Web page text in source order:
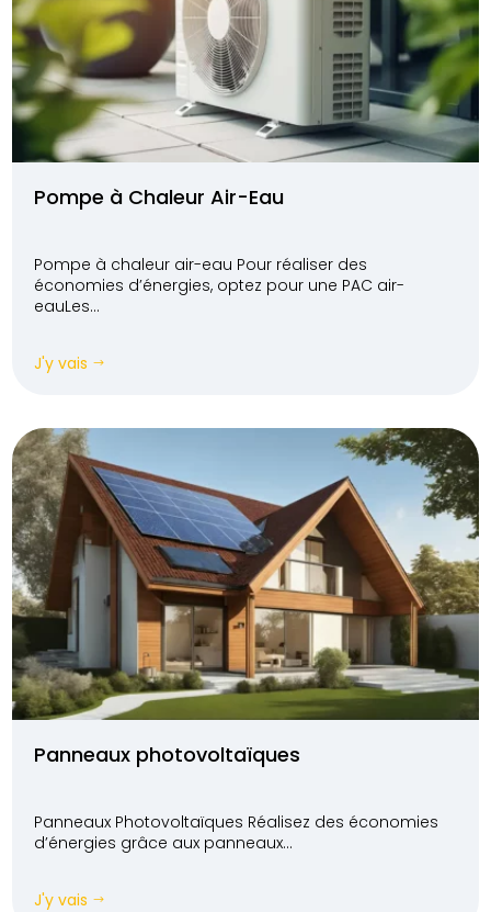
Pompe à Chaleur Air-Eau
Pompe à chaleur air-eau Pour réaliser des
économies d’énergies, optez pour une PAC air-
eauLes...
J'y vais $
Panneaux photovoltaïques
Panneaux Photovoltaïques Réalisez des économies
d’énergies grâce aux panneaux...
J'y vais $